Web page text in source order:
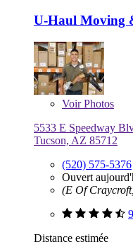
U-Haul Moving
VoirPhotos
5533 E Speedway
Tucson, AZ 85712
(520) 575-5376
Ouvert
(E Of
Distance estimée